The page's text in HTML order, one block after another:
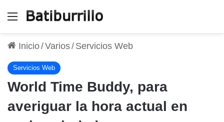
Menú
Inicio/Varios/ Servicios Web
Servicios Web
World Time Buddy, para
averiguar la hora actual en